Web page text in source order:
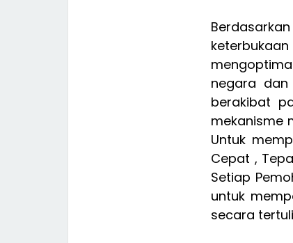
negara
berakibat
mekanisme
Untuk
Cepat ,
Setiap
untuk
secara